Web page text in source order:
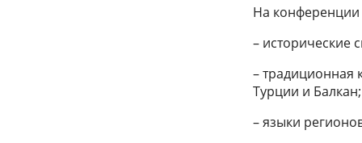
На конференции
– исторические
– традиционная
Турции и Балкан;
– языки